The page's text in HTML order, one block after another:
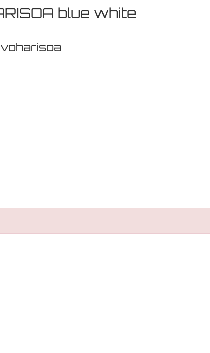
blue white